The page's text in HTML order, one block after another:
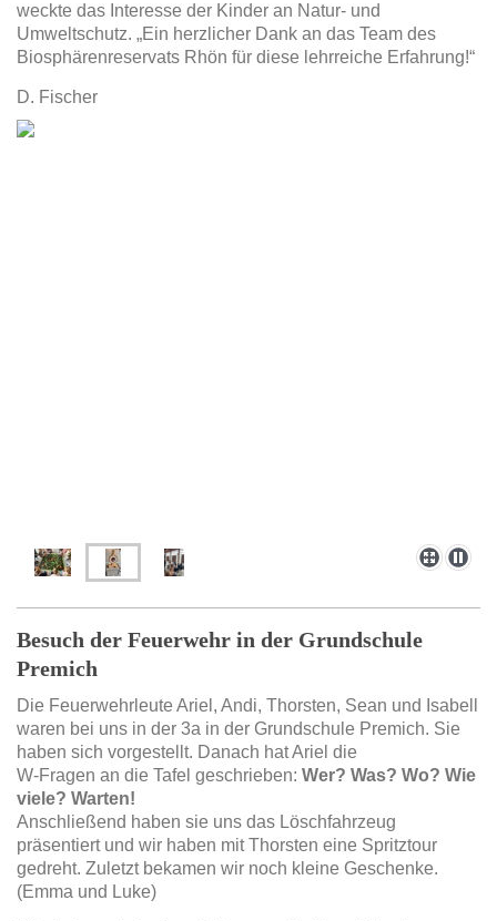
weckte das Interesse der Kinder an Natur- und
Umweltschutz. „Ein herzlicher Dank an das Team des
Biosphärenreservats Rhön für diese lehrreiche Erfahrung!“
D. Fischer
Besuch der Feuerwehr in der Grundschule
Premich
Die Feuerwehrleute Ariel, Andi, Thorsten, Sean und Isabell
waren bei uns in der 3a in der Grundschule Premich. Sie
haben sich vorgestellt. Danach hat Ariel die
W-Fragen an die Tafel geschrieben: Wer? Was? Wo? Wie
viele? Warten!
Anschließend haben sie uns das Löschfahrzeug
präsentiert und wir haben mit Thorsten eine Spritztour
gedreht. Zuletzt bekamen wir noch kleine Geschenke.
(Emma und Luke)